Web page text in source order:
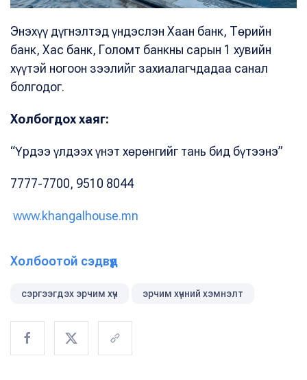
Энэхүү дүгнэлтэд үндэслэн Хаан банк, Төрийн
банк, Хас банк, Голомт банкны сарын 1 хувийн
хүүтэй ногоон зээлийг захиалагчдадаа санал
болгодог.
Холбогдох хаяг:
“Үрдээ үлдээх үнэт хөрөнгийг тань бид бүтээнэ”
7777-7700, 9510 8044
www.khangalhouse.mn
Холбоотой сэдвүүд
сэргээгдэх эрчим хүч эрчим хүчний хэмнэлт